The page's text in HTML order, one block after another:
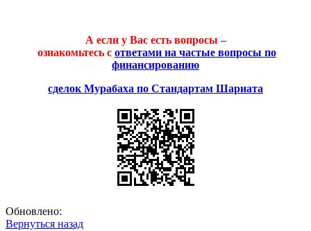
А если у Вас есть вопросы –
ознакомьтесь с ответами на частые вопросы по
финансированию
сделок Мурабаха по Стандартам Шариата
Обновлено:
Вернуться назад